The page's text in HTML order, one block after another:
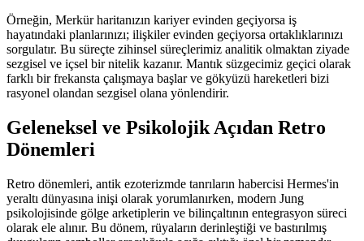
Örneğin, Merkür haritanızın kariyer evinden geçiyorsa iş
hayatındaki planlarınızı; ilişkiler evinden geçiyorsa ortaklıklarınızı
sorgulatır. Bu süreçte zihinsel süreçlerimiz analitik olmaktan ziyade
sezgisel ve içsel bir nitelik kazanır. Mantık süzgecimiz geçici olarak
farklı bir frekansta çalışmaya başlar ve gökyüzü hareketleri bizi
rasyonel olandan sezgisel olana yönlendirir.
Geleneksel ve Psikolojik Açıdan Retro
Dönemleri
Retro dönemleri, antik ezoterizmde tanrıların habercisi Hermes'in
yeraltı dünyasına inişi olarak yorumlanırken, modern Jung
psikolojisinde gölge arketiplerin ve bilinçaltının entegrasyon süreci
olarak ele alınır. Bu dönem, rüyaların derinleştiği ve bastırılmış